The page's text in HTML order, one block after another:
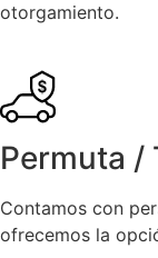
otorgamiento.
Permuta /
Contamos con
ofrecemos la